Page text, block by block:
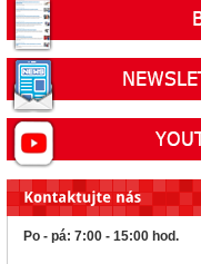
Po - pá: 7:00 - 15:00 hod.